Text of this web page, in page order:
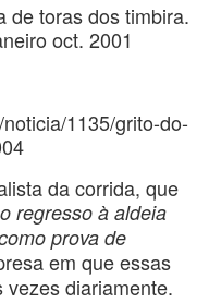
de toras dos timbira.
oct. 2001
1135/grito-do-
da corrida, que
regresso à aldeia
prova de
em que essas
vezes diariamente.